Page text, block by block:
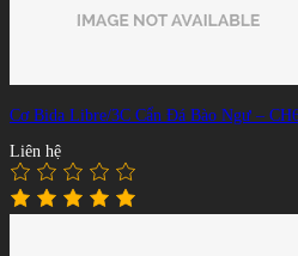
Cơ Bida Libre/3C Cẩn Đá Bào Ngư –
Liên hệ